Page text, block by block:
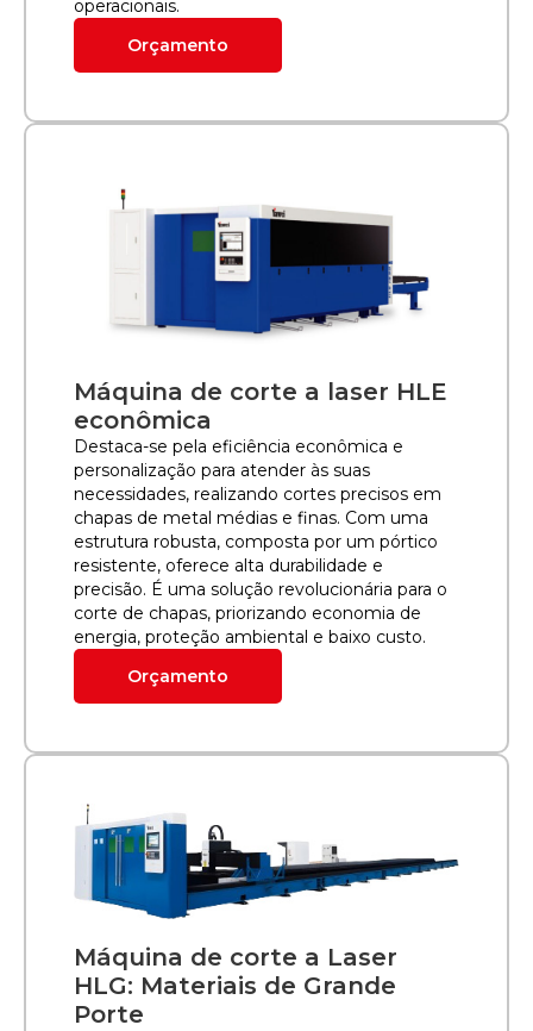
operacionais.
Orçamento
Máquina de corte a laser HLE
econômica
Destaca-se pela eficiência econômica e
personalização para atender às suas
necessidades, realizando cortes precisos em
chapas de metal médias e finas. Com uma
estrutura robusta, composta por um pórtico
resistente, oferece alta durabilidade e
precisão. É uma solução revolucionária para o
corte de chapas, priorizando economia de
energia, proteção ambiental e baixo custo.
Orçamento
Máquina de corte a Laser
HLG: Materiais de Grande
Porte